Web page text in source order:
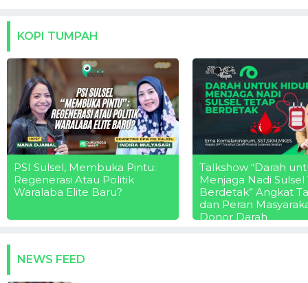
KOPI TUMPAH
PSI Sulsel, Membuka Pintu:
Regenerasi Atau Politik
Waralaba Elite Baru?
Talkshow “Darah
Menjaga Nadi Sulsel
Berdetak” Angkat
dan Peran
Donor Darah
NEWS FEED